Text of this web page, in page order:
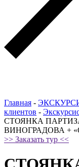
Главная -
клиентов -
СТОЯНКА
ВИНОГРАДОВА +
>> Заказать тур <<